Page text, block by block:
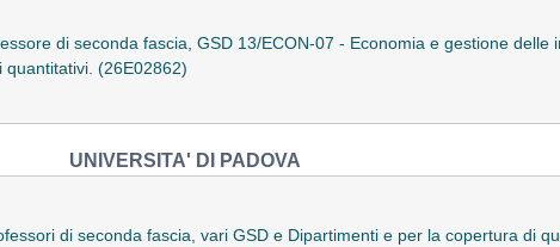
di seconda fascia, GSD 13/ECON-07 - Economia e gestione delle
(26E02862)
UNIVERSITA' DI PADOVA
di seconda fascia, vari GSD e Dipartimenti e per la copertura di